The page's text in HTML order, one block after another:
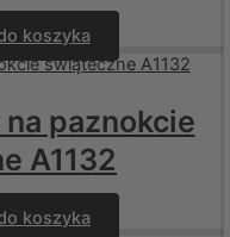
koszyka
paznokcie
A1132
koszyka